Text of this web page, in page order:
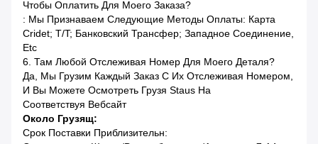
Чтобы Оплатить Для Моего Заказа?
: Мы Признаваем Следующие Методы Оплаты: Карта
Cridet; T/T; Банковский Трансфер; Западное Соединение,
Etc
6. Там Любой Отслеживая Номер Для Моего Деталя?
Да, Мы Грузим Каждый Заказ С Их Отслеживая Номером,
И Вы Можете Осмотреть Грузя Staus На
Соответствуя Вебсайт
Около Грузящ:
Срок Поставки Приблизительн: